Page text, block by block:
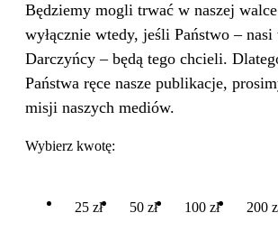
Będziemy mogli trwać w naszej
wyłącznie wtedy, jeśli Państwo –
Darczyńcy – będą tego chcieli.
Państwa ręce nasze publikacje,
misji naszych mediów.
Wybierz kwotę:
25 zł 50 zł 100 zł 200